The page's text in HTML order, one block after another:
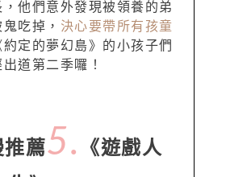
他們意外發現被領養的弟
吃掉， 決心要帶所有孩童
約定的夢幻島》的小孩子們
道第二季囉！
薦5.
《遊戲人